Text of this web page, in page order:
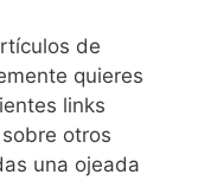
de
quieres
links
otros
una ojeada